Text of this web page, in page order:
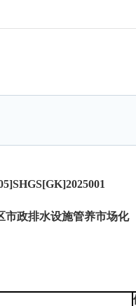
市政排水设施管养市场化